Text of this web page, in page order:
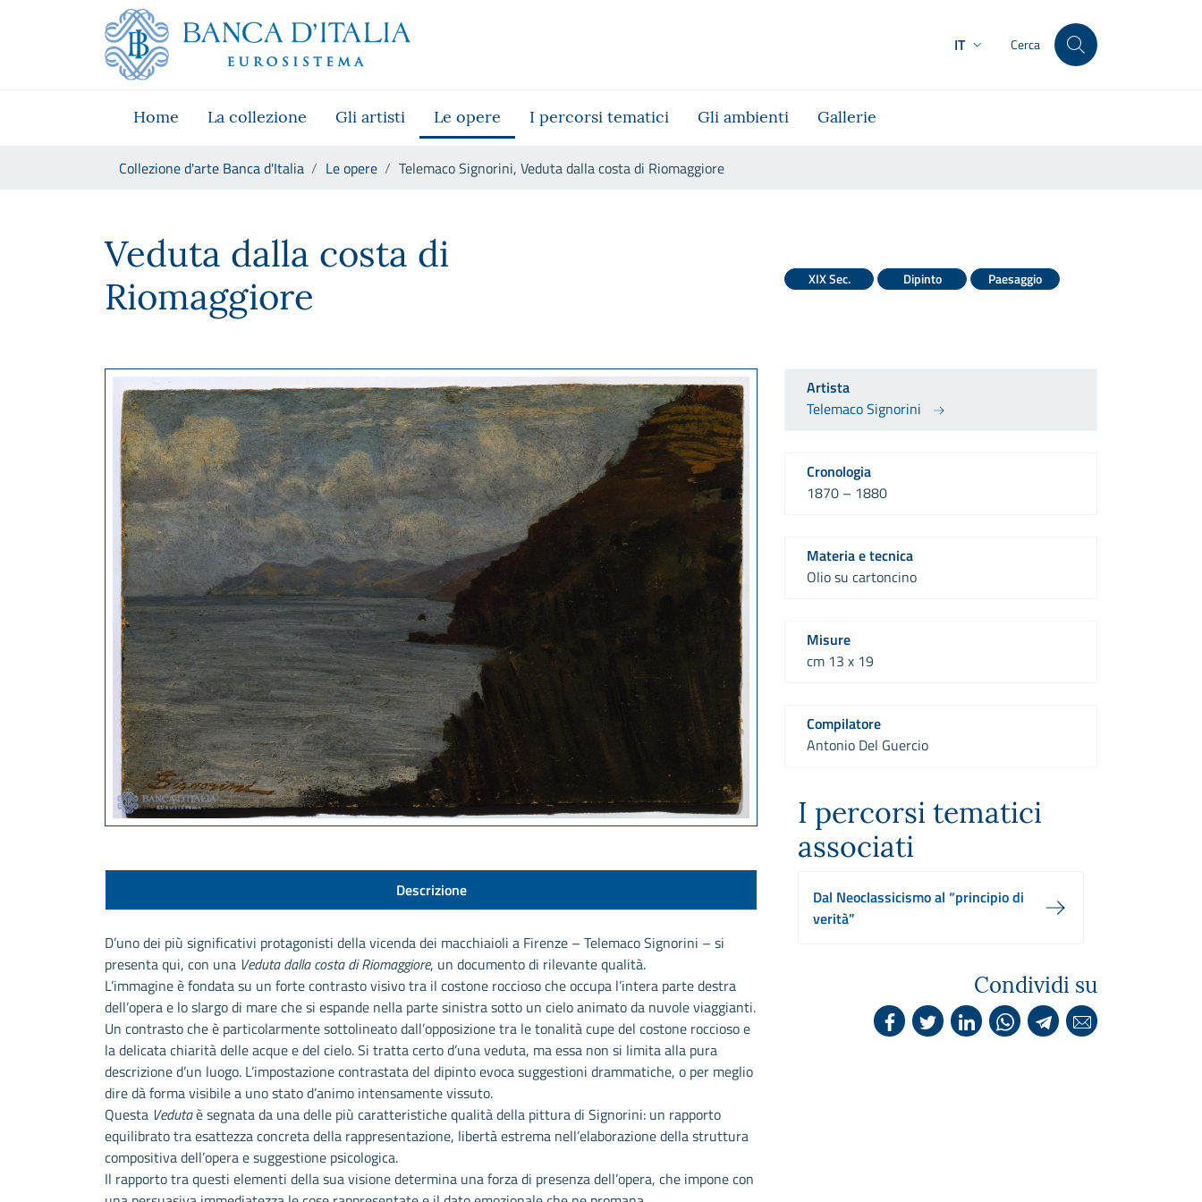
Skip to Main Content
Vai al sito istituzionale
Vai al menu di navigazione
Vai alla ricerca
Vai ai contenuti
IT Cerca
Home La collezione Gli artisti Le opere I percorsi tematici Gli ambienti Gallerie
Collezione d'arte Banca d'Italia Le opere Telemaco Signorini, Veduta dalla costa di Riomaggiore
Veduta dalla costa di
Riomaggiore
XIX Sec. Dipinto Paesaggio
Descrizione
D’uno dei più significativi protagonisti della vicenda dei macchiaioli a Firenze – Telemaco Signorini – si
presenta qui, con una Veduta dalla costa di Riomaggiore, un documento di rilevante qualità.
L’immagine è fondata su un forte contrasto visivo tra il costone roccioso che occupa l’intera parte destra
dell’opera e lo slargo di mare che si espande nella parte sinistra sotto un cielo animato da nuvole viaggianti.
Un contrasto che è particolarmente sottolineato dall’opposizione tra le tonalità cupe del costone roccioso e
la delicata chiarità delle acque e del cielo. Si tratta certo d’una veduta, ma essa non si limita alla pura
descrizione d’un luogo. L’impostazione contrastata del dipinto evoca suggestioni drammatiche, o per meglio
dire dà forma visibile a uno stato d’animo intensamente vissuto.
Questa Vedutaè segnata da una delle più caratteristiche qualità della pittura di Signorini: un rapporto
equilibrato tra esattezza concreta della rappresentazione, libertà estrema nell’elaborazione della struttura
compositiva dell’opera e suggestione psicologica.
Il rapporto tra questi elementi della sua visione determina una forza di presenza dell’opera, che impone con
Artista
Telemaco Signorini
Cronologia
1870 – 1880
Materia e tecnica
Olio su cartoncino
Misure
cm 13 x 19
Compilatore
Antonio Del Guercio
I percorsi tematici
associati
Dal Neoclassicismo al “principio di
verità”
Condividi su